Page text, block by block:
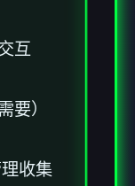
互
要）
收集